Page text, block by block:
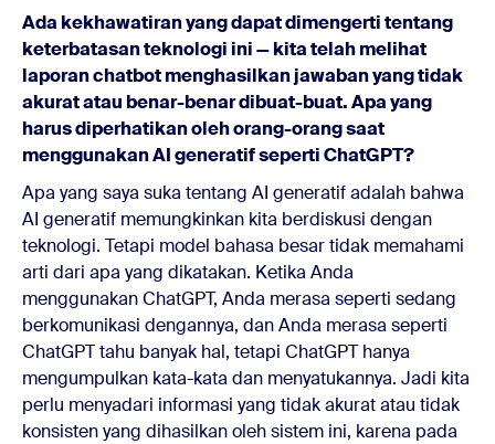
Ada kekhawatiran yang dapat dimengerti tentang
keterbatasan teknologi ini — kita telah melihat
laporan chatbot menghasilkan jawaban yang tidak
akurat atau benar-benar dibuat-buat. Apa yang
harus diperhatikan oleh orang-orang saat
menggunakan AI generatif seperti ChatGPT?
Apa yang saya suka tentang AI generatif adalah bahwa
AI generatif memungkinkan kita berdiskusi dengan
teknologi. Tetapi model bahasa besar tidak memahami
arti dari apa yang dikatakan. Ketika Anda
menggunakan ChatGPT, Anda merasa seperti sedang
berkomunikasi dengannya, dan Anda merasa seperti
ChatGPT tahu banyak hal, tetapi ChatGPT hanya
mengumpulkan kata-kata dan menyatukannya. Jadi kita
perlu menyadari informasi yang tidak akurat atau tidak
konsisten yang dihasilkan oleh sistem ini, karena pada